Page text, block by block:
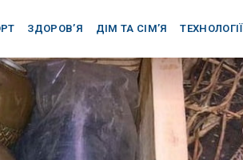
ЗДОРОВ’Я ДІМ ТА СІМ’Я ТЕХНОЛОГІЇ